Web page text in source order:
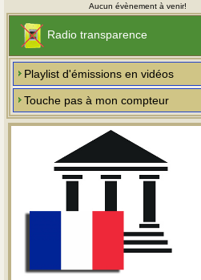
Aucun évènement à venir!
Radio transparence
Playlist d'émissions en vidéos
Touche pas à mon compteur